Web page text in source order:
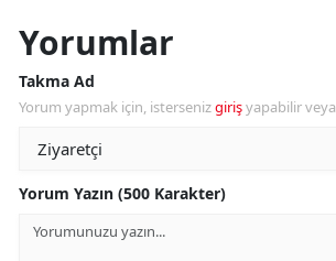
Yorumlar
Takma Ad
Yorum yapmak için, istersenizgirişyapabilir veya
Yorum Yazın (500 Karakter)